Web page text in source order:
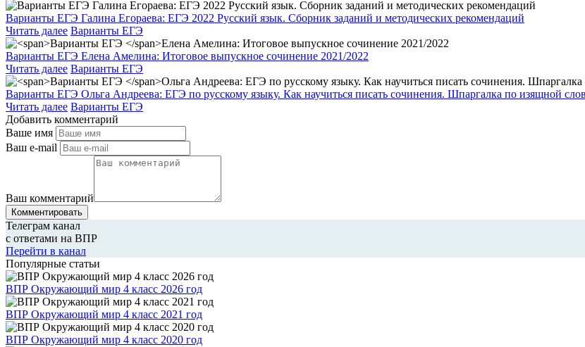
Варианты ЕГЭ Галина Егораева: ЕГЭ 2022 Русский язык. Сборник заданий и методических рекомендаций
Читать далее Варианты ЕГЭ
Варианты ЕГЭ Елена Амелина: Итоговое выпускное сочинение 2021/2022
Читать далее Варианты ЕГЭ
Варианты ЕГЭ Ольга Андреева: ЕГЭ по русскому языку. Как научиться писать сочинения. Шпаргалка по изящной
Читать далее Варианты ЕГЭ
Добавить комментарий
Ваше имя
Ваш e-mail
Ваш комментарий
Комментировать
Телеграм канал
с ответами на ВПР
Перейти в канал
Популярные статьи
ВПР Окружающий мир 4 класс 2026 год
ВПР Окружающий мир 4 класс 2021 год
ВПР Окружающий мир 4 класс 2020 год